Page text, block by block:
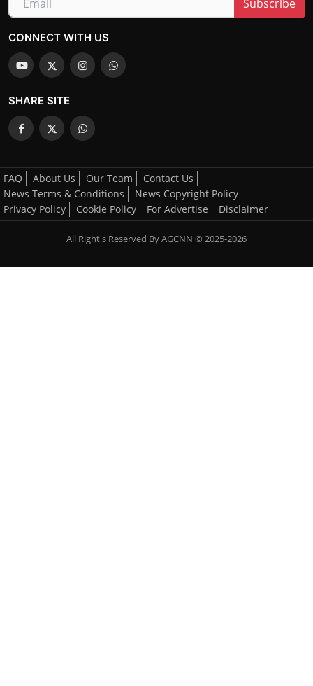
Subscribe
CONNECT WITH US
SHARE SITE
FAQ About Us Our Team
Contact Us
News Terms & Conditions
News Copyright Policy
Privacy Policy
Cookie Policy For Advertise Disclaimer
All Right's Reserved By AGCNN © 2025-2026